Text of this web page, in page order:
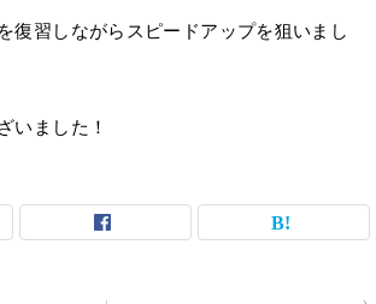
復習しながらスピードアップを狙いまし
いました！